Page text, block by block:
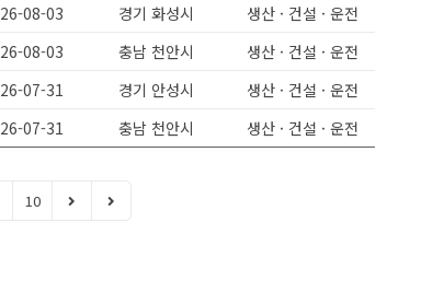
26-08-03 경기 화성시
생산 · 건설 · 운전
26-08-03 충남 천안시
생산 · 건설 · 운전
26-07-31 경기 안성시
생산 · 건설 · 운전
26-07-31 충남 천안시 생산 · 건설 · 운전
10